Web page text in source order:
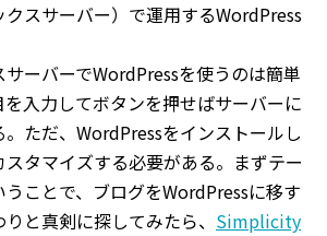
スサーバー）で運用するWordPress
ーバーでWordPressを使うのは簡単
入力してボタンを押せばサーバーに
ただ、WordPressをインストールし
タマイズする必要がある。まずテー
ことで、ブログをWordPressに移す
と真剣に探してみたら、 Simplicity